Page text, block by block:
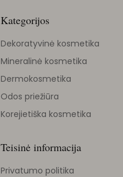
Kategorijos
Dekoratyvinė kosmetika
Mineralinė kosmetika
Dermokosmetika
Odos priežiūra
Korejietiška kosmetika
Teisinė informacija
Privatumo politika